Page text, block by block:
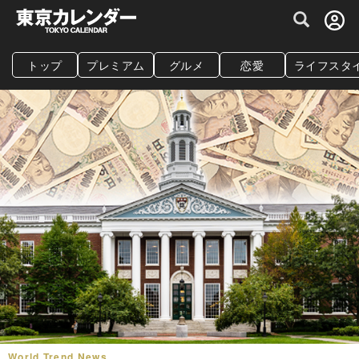
グルメ情報・プレミアムレストラン予約
トップ プレミアム グルメ 恋愛 ライフスタ